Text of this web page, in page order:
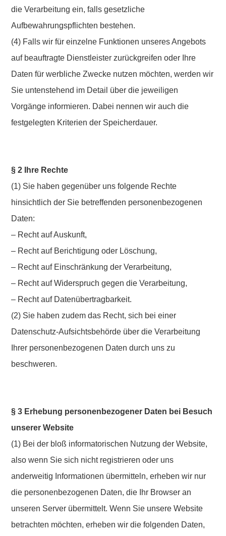
die Verarbeitung ein, falls gesetzliche
Aufbewahrungspflichten bestehen.
(4) Falls wir für einzelne Funktionen unseres Angebots
auf beauftragte Dienstleister zurückgreifen oder Ihre
Daten für werbliche Zwecke nutzen möchten, werden wir
Sie untenstehend im Detail über die jeweiligen
Vorgänge informieren. Dabei nennen wir auch die
festgelegten Kriterien der Speicherdauer.
§ 2 Ihre Rechte
(1) Sie haben gegenüber uns folgende Rechte
hinsichtlich der Sie betreffenden personenbezogenen
Daten:
– Recht auf Auskunft,
– Recht auf Berichtigung oder Löschung,
– Recht auf Einschränkung der Verarbeitung,
– Recht auf Widerspruch gegen die Verarbeitung,
– Recht auf Datenübertragbarkeit.
(2) Sie haben zudem das Recht, sich bei einer
Datenschutz-Aufsichtsbehörde über die Verarbeitung
Ihrer personenbezogenen Daten durch uns zu
beschweren.
§ 3 Erhebung personenbezogener Daten bei Besuch
unserer Website
(1) Bei der bloß informatorischen Nutzung der Website,
also wenn Sie sich nicht registrieren oder uns
anderweitig Informationen übermitteln, erheben wir nur
die personenbezogenen Daten, die Ihr Browser an
unseren Server übermittelt. Wenn Sie unsere Website
betrachten möchten, erheben wir die folgenden Daten,